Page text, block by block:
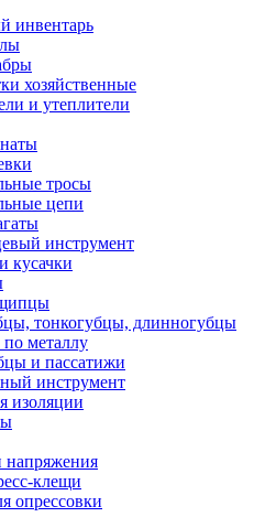
инвентарь
хозяйственные
и утеплители
тросы
цепи
инструмент
кусачки
тонкогубцы, длинногубцы
металлу
и пассатижи
инструмент
изоляции
клещи
опрессовки